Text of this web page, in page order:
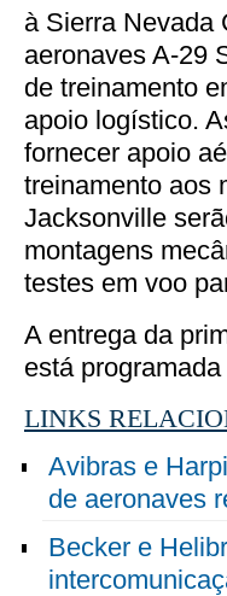
à Sierra Nevada
aeronaves A-29
de treinamento
apoio logístico.
fornecer apoio
treinamento aos
Jacksonville
montagens
testes em voo
A entrega da
está
LINKS
Avibras e
de aeronaves
Becker e